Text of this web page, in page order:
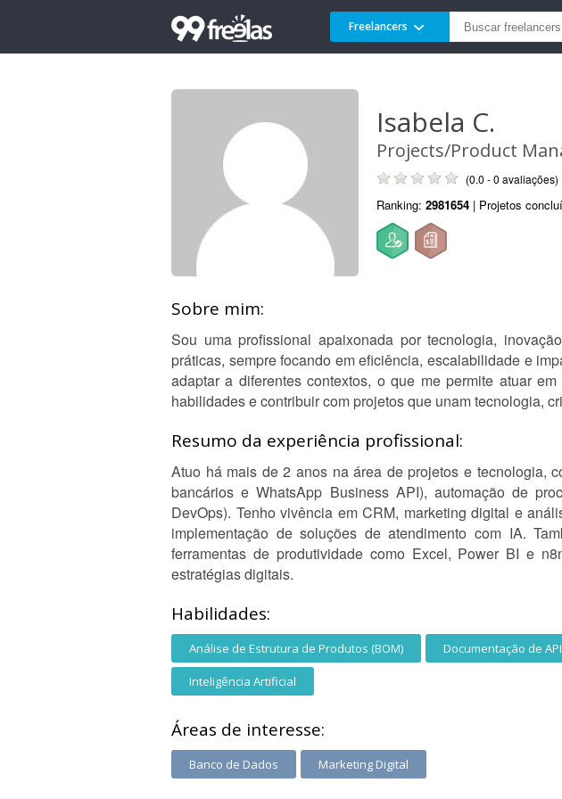
Freelancers
Isabela C.
Projects/Product
(0.0 - 0 avaliações)
Ranking: 2981654 | Projetos
Sobre mim:
Sou uma profissional apaixonada por tecnologia,
práticas, sempre focando em eficiência, escalabilidade e
adaptar a diferentes contextos, o que me permite atuar
habilidades e contribuir com projetos que unam tecnologia,
Resumo da experiência profissional:
Atuo há mais de 2 anos na área de projetos e tecnologia,
bancários e WhatsApp Business API), automação de
DevOps). Tenho vivência em CRM, marketing digital e
implementação de soluções de atendimento com IA.
ferramentas de produtividade como Excel, Power BI e
estratégias digitais.
Habilidades:
Análise de Estrutura de Produtos (BOM) Documentação de API
Inteligência Artificial
Áreas de interesse:
Banco de Dados Marketing Digital